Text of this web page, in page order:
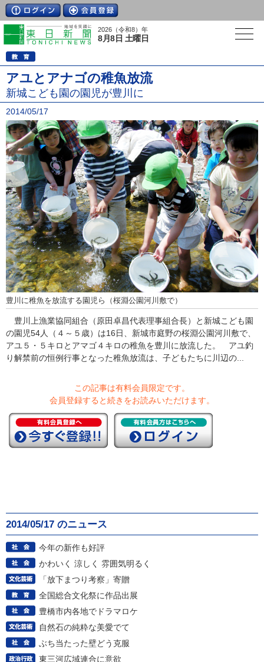
2026（令和8）年
8月8日 土曜日
アユとアナゴの稚魚放流
新城こども園の園児が豊川に
2014/05/17
豊川に稚魚を放流する園児ら（桜淵公園河川敷で）
豊川上漁業協同組合（原田卓昌代表理事組合長）と新城こども園
の園児54人（４～５歳）は16日、新城市庭野の桜淵公園河川敷で、
アユ５・５キロとアマゴ４キロの稚魚を豊川に放流した。 アユ釣
り解禁前の恒例行事となった稚魚放流は、子どもたちに川辺の...
この記事は有料会員限定です。
会員登録すると続きをお読みいただけます。
2014/05/17 のニュース
今年の新作も好評
かわいく 涼しく 雰囲気明るく
「放下まつり考察」寄贈
全国総合文化祭に作品出展
豊橋市内各地でドラマロケ
自然石の純粋な美愛でて
ぶち当たった壁どう克服
東三河広域連合に意欲